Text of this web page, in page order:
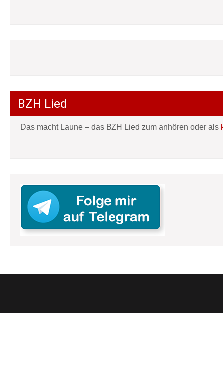
BZH Lied
Das macht Laune – das BZH Lied zum anhören oder als